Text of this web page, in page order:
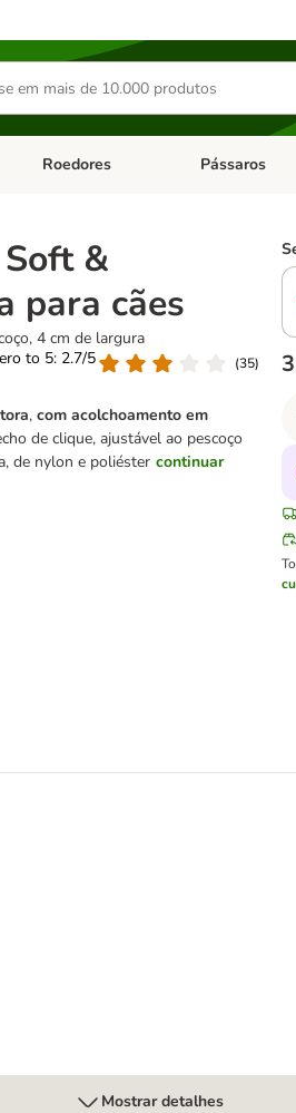
Vet.
Abrir menu de categoria: Antiparasitários
Roedores Abrir menu de
Pássaros
&
para cães
4 cm de largura
to 5: 2.7/5
(35)
,com acolchoamento em
de clique, ajustável ao pescoço
de nylon e poliéster continuar
Mostrar detalhes